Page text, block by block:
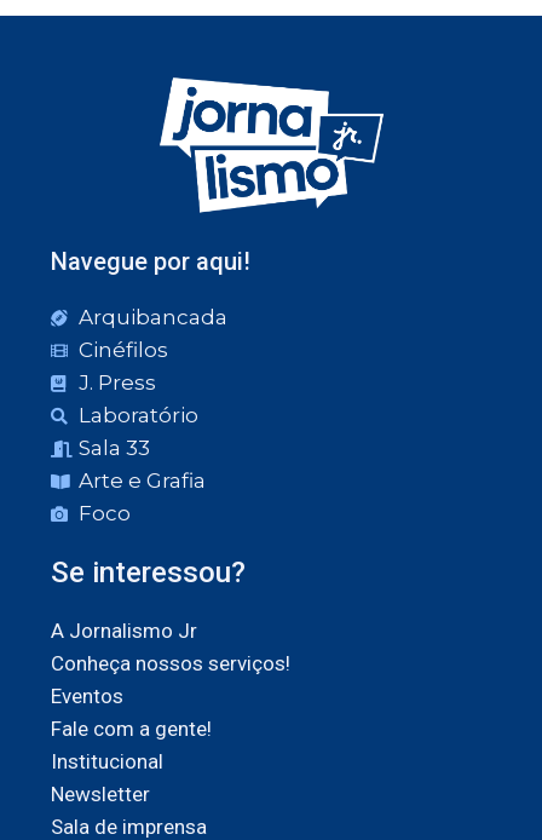
Navegue por aqui!
Arquibancada
Cinéfilos
J. Press
Laboratório
Sala 33
Arte e Grafia
Foco
Se interessou?
A Jornalismo Jr
Conheça nossos serviços!
Eventos
Fale com a gente!
Institucional
Newsletter
Sala de imprensa